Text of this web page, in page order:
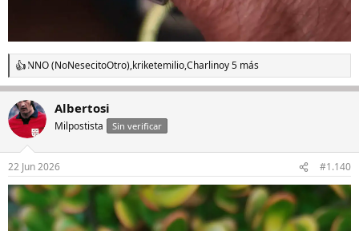
R
e
a
c
c
i
e
s
:
NNO (NoNesecitoOtro),kriketemilio,Charlinoy 5 más
Albertosi
Milpostista Sin verificar
22 Jun 2026 #1.140